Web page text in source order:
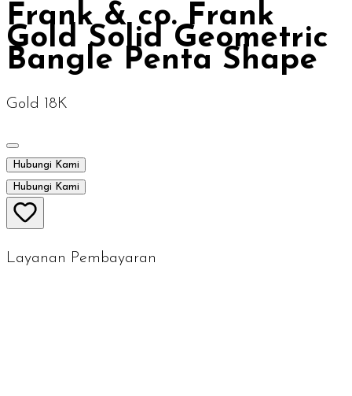
Frank & co. Frank
Gold Solid Geometric
Bangle Penta Shape
Gold 18K
Hubungi Kami
Hubungi Kami
Layanan Pembayaran